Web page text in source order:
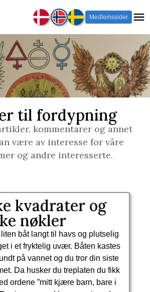
Medlemssider
til fordypning
kommentarer og annet
være av interesse for våre
og andre interesserte.
kvadrater og
nøkler
båt langt til havs og plutselig
i et fryktelig uvær. Båten kastes
på vannet og du tror din siste
Da husker du treplaten du fikk
ordene ”mitt kjære barn, bare i